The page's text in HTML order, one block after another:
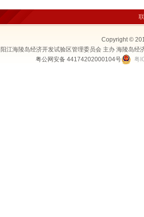
Copyright ©
阳江海陵岛经济开发试验区管理委员会 主办 海陵岛
粤公网安备 44174202000104号
粤